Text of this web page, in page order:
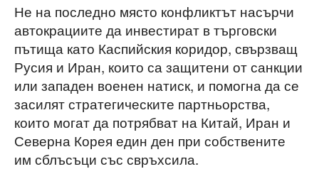
Не на последно място конфликтът насърчи
автокрациите да инвестират в търговски
пътища като Каспийския коридор, свързващ
Русия и Иран, които са защитени от санкции
или западен военен натиск, и помогна да се
засилят стратегическите партньорства,
които могат да потрябват на Китай, Иран и
Северна Корея един ден при собствените
им сблъсъци със свръхсила.